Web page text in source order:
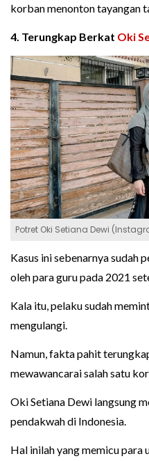
korban menonton tayangan
4. Terungkap Berkat Oki
Potret Oki Setiana Dewi
Kasus ini sebenarnya sudah
oleh para guru pada 2021
Kala itu, pelaku sudah
mengulangi.
Namun, fakta pahit
mewawancarai salah satu
Oki Setiana Dewi langsung
pendakwah di Indonesia.
Hal inilah yang memicu para